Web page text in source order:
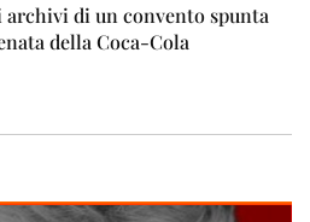
archivi di un convento spunta
della Coca-Cola